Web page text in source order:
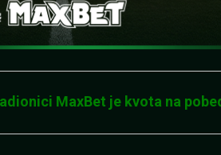
MaxBet je kvota na